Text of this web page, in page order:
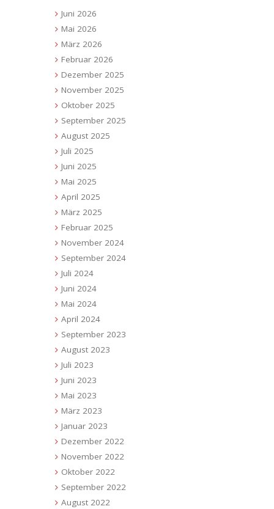
Juni 2026
Mai 2026
März 2026
Februar 2026
Dezember 2025
November 2025
Oktober 2025
September 2025
August 2025
Juli 2025
Juni 2025
Mai 2025
April 2025
März 2025
Februar 2025
November 2024
September 2024
Juli 2024
Juni 2024
Mai 2024
April 2024
September 2023
August 2023
Juli 2023
Juni 2023
Mai 2023
März 2023
Januar 2023
Dezember 2022
November 2022
Oktober 2022
September 2022
August 2022